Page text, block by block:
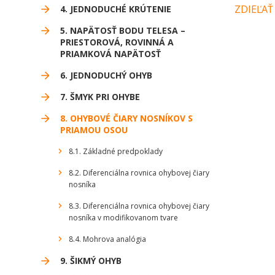
4. JEDNODUCHÉ KRÚTENIE
5. NAPÄTOSŤ BODU TELESA –
PRIESTOROVÁ, ROVINNÁ A
PRIAMKOVÁ NAPÄTOSŤ
6. JEDNODUCHÝ OHYB
7. ŠMYK PRI OHYBE
8. OHYBOVÉ ČIARY NOSNÍKOV S
PRIAMOU OSOU
8.1. Základné predpoklady
8.2. Diferenciálna rovnica ohybovej čiary
nosníka
8.3. Diferenciálna rovnica ohybovej čiary
nosníka v modifikovanom tvare
8.4. Mohrova analógia
9. ŠIKMÝ OHYB
ZDIEĽAŤ